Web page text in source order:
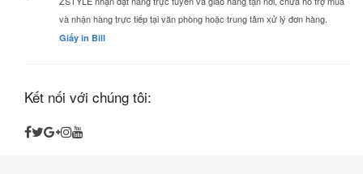
và nhận hàng trực tiếp tại văn phòng hoặc trung tâm xử lý đơn hàng.
Giấy in Bill
Kết nối với chúng tôi: